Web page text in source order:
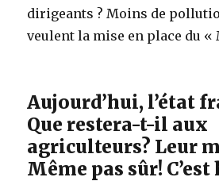
dirigeants ? Moins de
veulent la mise en place du «
Aujourd’hui, l’état
Que restera-t-il aux
agriculteurs? Leur
Même pas sûr!